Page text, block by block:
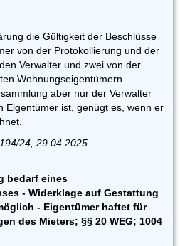
die Gültigkeit der Beschlüsse
von der Protokollierung und der
Verwalter und zwei von der
Wohnungseigentümern
aber nur der Verwalter
Eigentümer ist, genügt es, wenn er
24, 29.04.2025
bedarf eines
- Widerklage auf Gestattung
- Eigentümer haftet für
des Mieters; §§ 20 WEG; 1004